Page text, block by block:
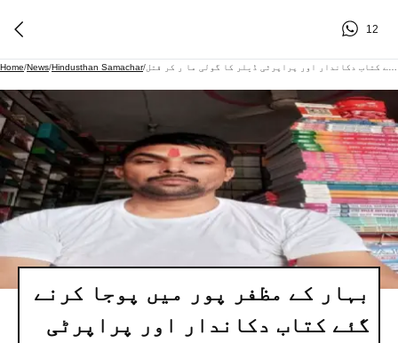
12
Home/News/Hindusthan Samachar/
بہار کے مظفر پور میں پوجا کرنے
گئے کتاب دکاندار اور پراپرٹی